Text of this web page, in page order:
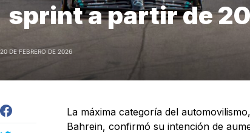
sprint a partir de
20 DE FEBRERO DE 2026
La máxima categoría del
Bahrein, confirmó su intención de